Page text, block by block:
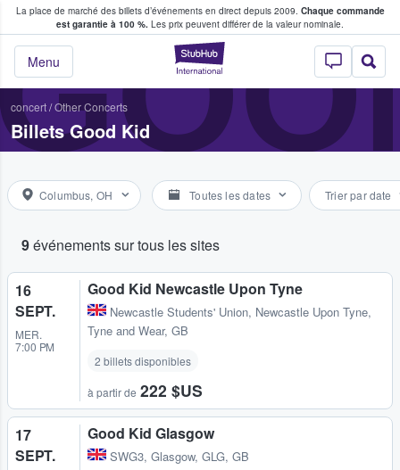
La place de marché des billets d’événements en direct depuis 2009. Chaque commande
est garantie à 100 %. Les prix peuvent différer de la valeur nominale.
StubHub - Où
Menu
fans achètent et vendent des billets
concert/Other Concerts
Billets Good Kid
Columbus, OH Toutes les dates Trier par date
9événements sur tous les sites
16
SEPT.
MER.
7:00 PM
Good Kid Newcastle Upon Tyne
Newcastle Students' Union, Newcastle Upon Tyne,
Tyne and Wear, GB
2 billets disponibles
à partir de 222 $US
17
SEPT.
Good Kid Glasgow
SWG3, Glasgow, GLG, GB